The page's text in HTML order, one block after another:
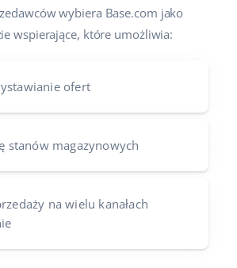
wybiera Base.com jako
wspierające, które umożliwia:
ofert
stanów magazynowych
na wielu kanałach